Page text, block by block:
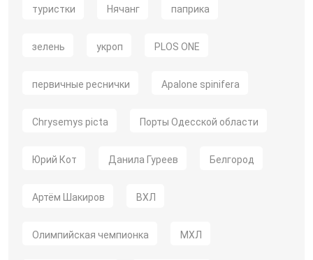
туристки Нячанг паприка
зелень укроп PLOS ONE
первичные реснички Apalone spinifera
Chrysemys picta Порты Одесской области
Юрий Кот Данила Гуреев Белгород
Артём Шакиров ВХЛ
Олимпийская чемпионка МХЛ